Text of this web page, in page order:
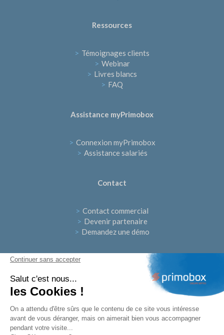
Ressources
> Témoignages clients
> Webinar
> Livres blancs
> FAQ
Assistance myPrimobox
> Connexion myPrimobox
> Assistance salariés
Contact
> Contact commercial
> Devenir partenaire
> Demandez une démo
Continuer sans accepter
Salut c'est nous...
les Cookies !
On a attendu d'être sûrs que le contenu de ce site vous intéresse
avant de vous déranger, mais on aimerait bien vous accompagner
pendant votre visite...